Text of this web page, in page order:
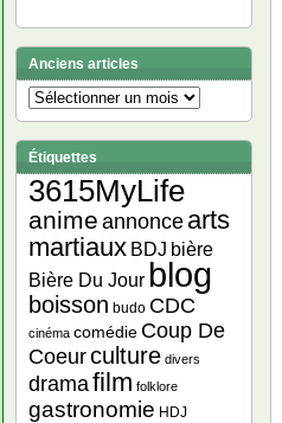
Anciens articles
Anciens
articles
Étiquettes
3615MyLife
anime annonce arts
martiaux BDJ bière
Bière Du Jour blog
boisson budo CDC
cinéma comédie Coup De
Coeurculture divers
dramafilm folklore
gastronomie HDJ